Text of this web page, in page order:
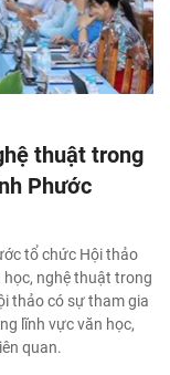
thuật trong
Phước
tổ chức Hội thảo
học, nghệ thuật trong
thảo có sự tham gia
lĩnh vực văn học,
quan.